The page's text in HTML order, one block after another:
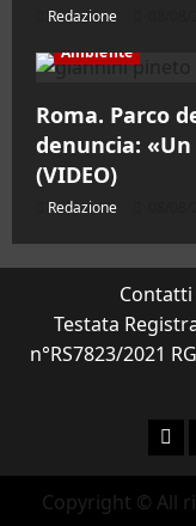
Redazione
Ambiente
Roma. Parco
denuncia:
(VIDEO)
Redazione
Contatti
Testata
n°RS7823/2021
Copyright © All